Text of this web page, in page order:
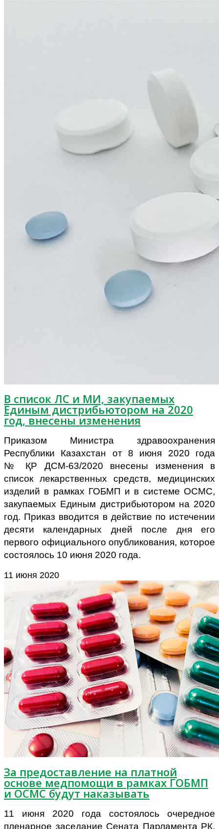
В список ЛС и МИ, закупаемых
Единым дистрибьютором на 2020
год, внесены изменения
Приказом Министра здравоохранения
Республики Казахстан от 8 июня 2020 года
№ ҚР ДСМ-63/2020 внесены изменения в
списоклекарственных средств, медицинских
изделий в рамках ГОБМП и в системе ОСМС,
закупаемых Единым дистрибьютором на 2020
год. Приказ вводится в действие по истечении
десяти календарных дней после дня его
первого официального опубликования, которое
состоялось 10 июня 2020 года.
11 июня 2020
За предоставление на платной
основе медпомощи в рамках ГОБМП
и ОСМС будут наказывать
11 июня 2020 года состоялось очередное
пленарное заседание Сената Парламента РК,